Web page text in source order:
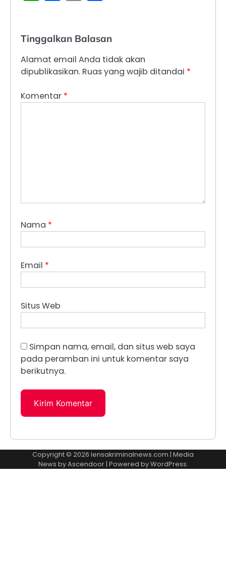
Tinggalkan Balasan
Alamat email Anda tidak akan
dipublikasikan. Ruas yang wajib ditandai *
Komentar *
Nama *
Email *
Situs Web
Simpan nama, email, dan situs web saya
pada peramban ini untuk komentar saya
berikutnya.
Copyright © 2026 lensakriminalnews.com | Media
News byAscendoor| Powered byWordPress.